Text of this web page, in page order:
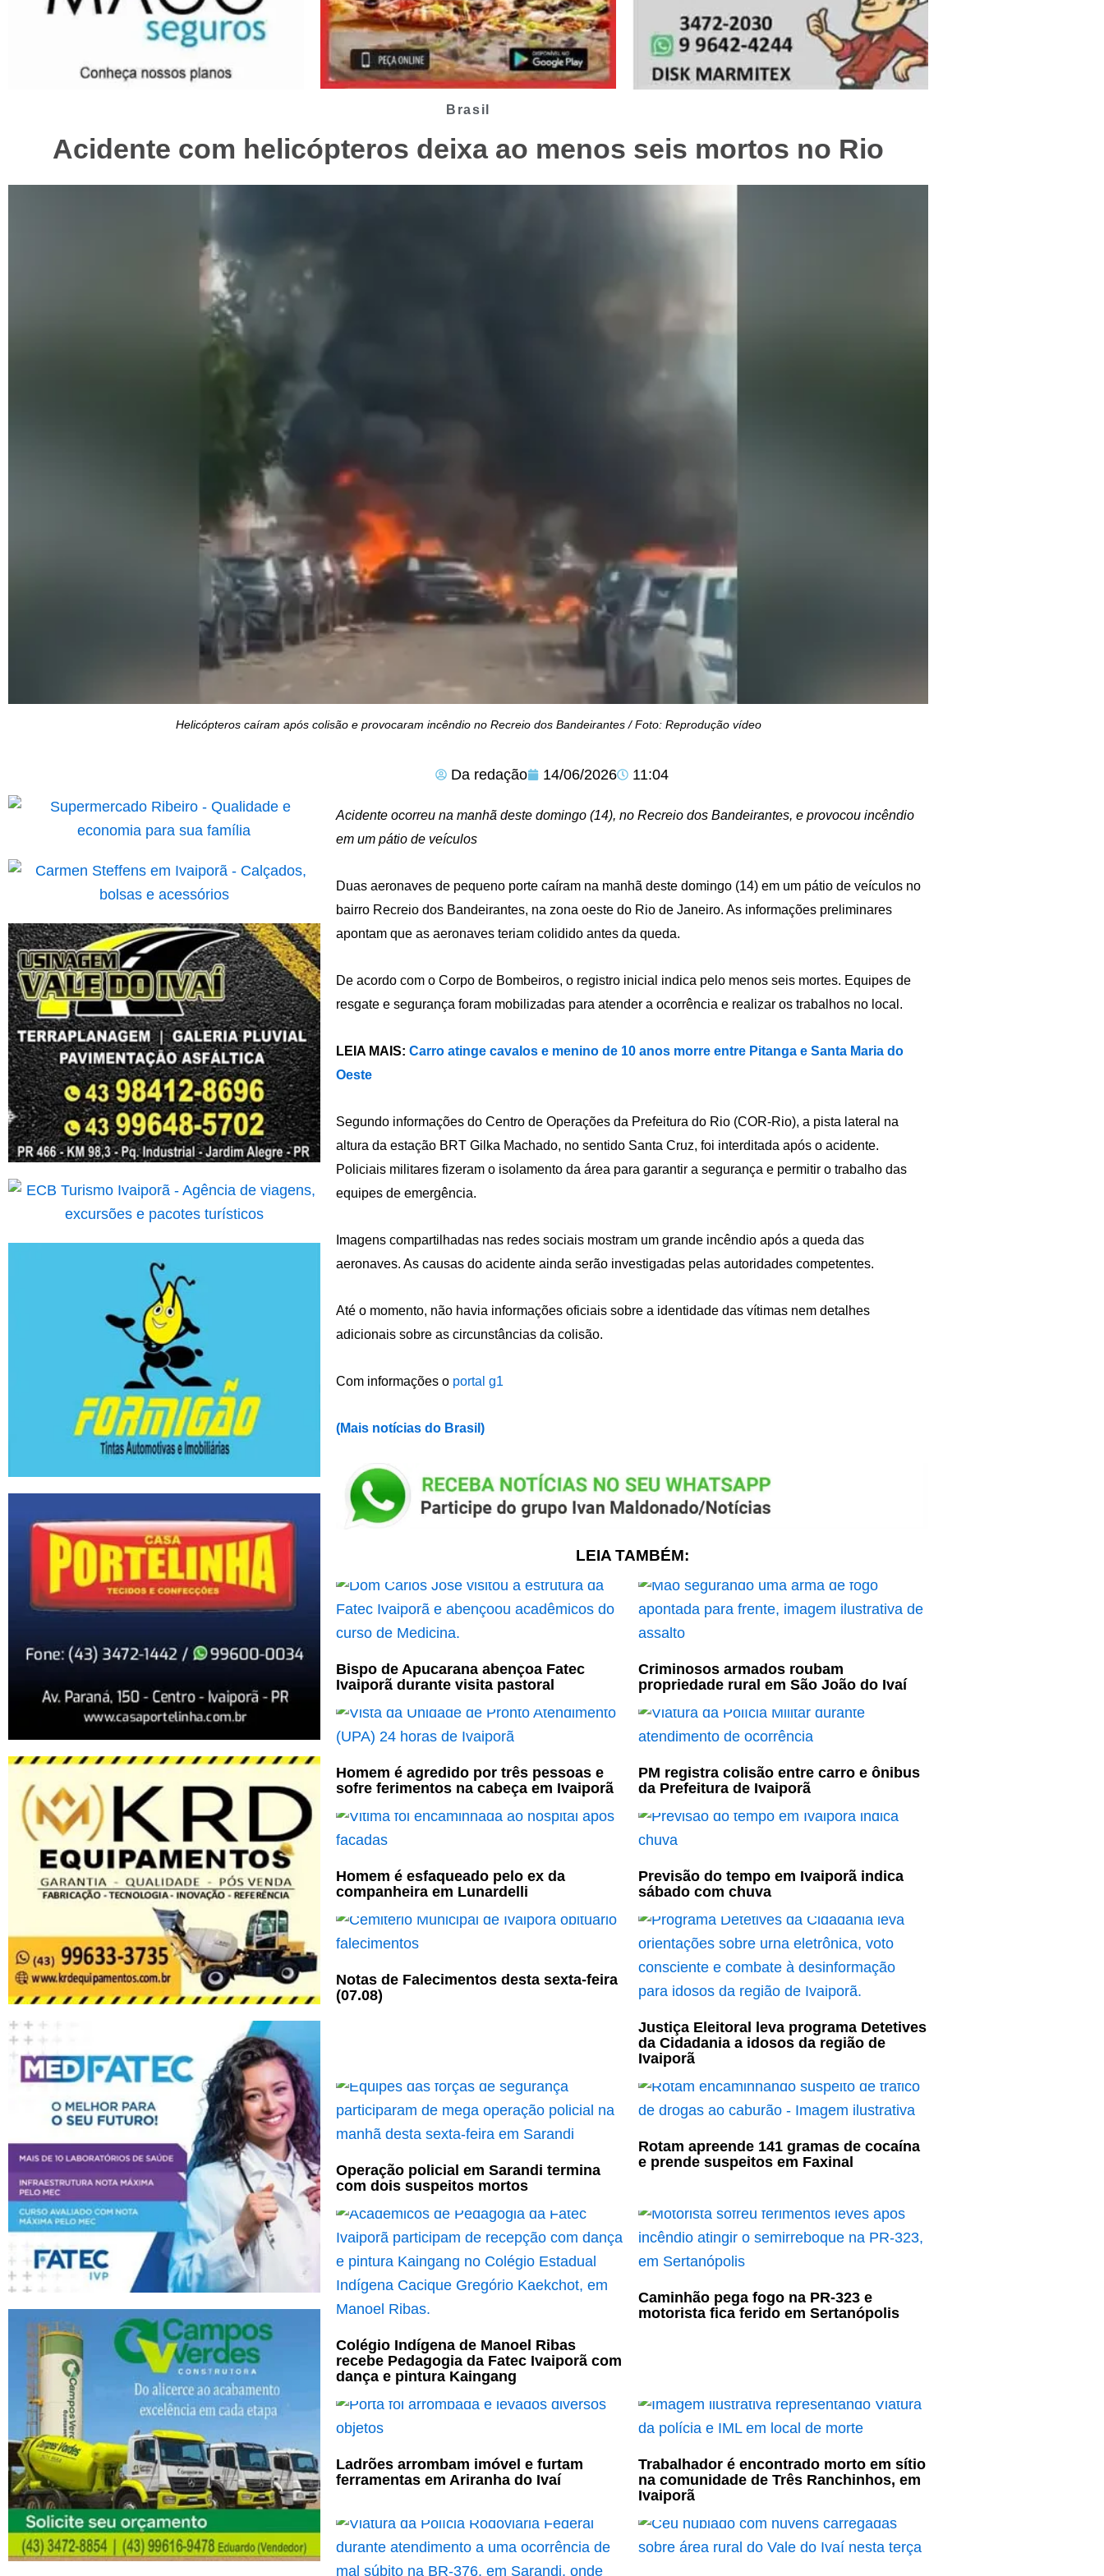
Brasil
Acidente com helicópteros deixa ao menos seis mortos no Rio
Helicópteros caíram após colisão e provocaram incêndio no Recreio dos Bandeirantes / Foto: Reprodução vídeo
Da redação 14/06/2026 11:04
Acidente ocorreu na manhã deste domingo (14), no Recreio dos Bandeirantes, e provocou incêndio
em um pátio de veículos
Duas aeronaves de pequeno porte caíram na manhã deste domingo (14) em um pátio de veículos no
bairro Recreio dos Bandeirantes, na zona oeste do Rio de Janeiro. As informações preliminares
apontam que as aeronaves teriam colidido antes da queda.
De acordo com o Corpo de Bombeiros, o registro inicial indica pelo menos seis mortes. Equipes de
resgate e segurança foram mobilizadas para atender a ocorrência e realizar os trabalhos no local.
LEIA MAIS: Carro atinge cavalos e menino de 10 anos morre entre Pitanga e Santa Maria do
Oeste
Segundo informações do Centro de Operações da Prefeitura do Rio (COR-Rio), a pista lateral na
altura da estação BRT Gilka Machado, no sentido Santa Cruz, foi interditada após o acidente.
Policiais militares fizeram o isolamento da área para garantir a segurança e permitir o trabalho das
equipes de emergência.
Imagens compartilhadas nas redes sociais mostram um grande incêndio após a queda das
aeronaves. As causas do acidente ainda serão investigadas pelas autoridades competentes.
Até o momento, não havia informações oficiais sobre a identidade das vítimas nem detalhes
adicionais sobre as circunstâncias da colisão.
Com informações o portal g1
(Mais notícias do Brasil)
LEIA TAMBÉM:
Bispo de Apucarana abençoa Fatec
Ivaiporã durante visita pastoral
Criminosos armados roubam
propriedade rural em São João do Ivaí
Homem é agredido por três pessoas e
sofre ferimentos na cabeça em Ivaiporã
PM registra colisão entre carro e ônibus
da Prefeitura de Ivaiporã
Homem é esfaqueado pelo ex da
companheira em Lunardelli
Previsão do tempo em Ivaiporã indica
sábado com chuva
Notas de Falecimentos desta sexta-feira
(07.08)
Justiça Eleitoral leva programa Detetives
da Cidadania a idosos da região de
Ivaiporã
Operação policial em Sarandi termina
com dois suspeitos mortos
Rotam apreende 141 gramas de cocaína
e prende suspeitos em Faxinal
Colégio Indígena de Manoel Ribas
recebe Pedagogia da Fatec Ivaiporã com
dança e pintura Kaingang
Caminhão pega fogo na PR-323 e
motorista fica ferido em Sertanópolis
Ladrões arrombam imóvel e furtam
ferramentas em Ariranha do Ivaí
Trabalhador é encontrado morto em sítio
na comunidade de Três Ranchinhos, em
Ivaiporã